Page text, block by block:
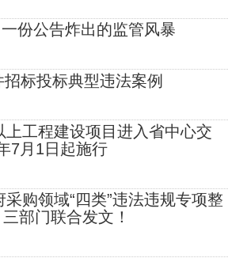
份公告炸出的监管风暴
标投标典型违法案例
上工程建设项目进入省中心交
7月1日起施行
购领域“四类”违法违规专项整
部门联合发文！